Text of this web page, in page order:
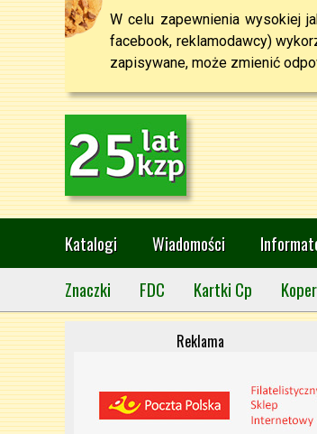
W celu zapewnienia wysokiej
facebook, reklamodawcy)
zapisywane, może zmienić
Katalogi Wiadomości
Znaczki
FDC Kartki Cp
Reklama